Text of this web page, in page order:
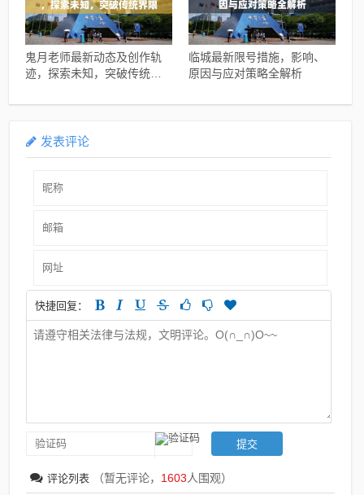
鬼月老师最新动态及创作轨
迹，探索未知，突破传统界
临城最新限号措施，影响、
原因与应对策略全解析
发表评论
快捷回复：
评论列表 （暂无评论， 1603人围观）